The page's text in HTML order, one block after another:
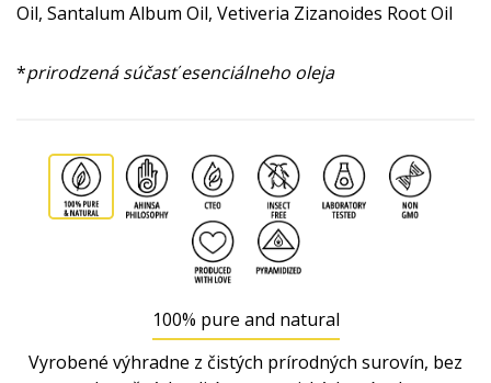
Oil, Santalum Album Oil, Vetiveria Zizanoides Root Oil
*prirodzená súčasť esenciálneho oleja
100% pure and natural
Vyrobené výhradne z čistých prírodných surovín, bez